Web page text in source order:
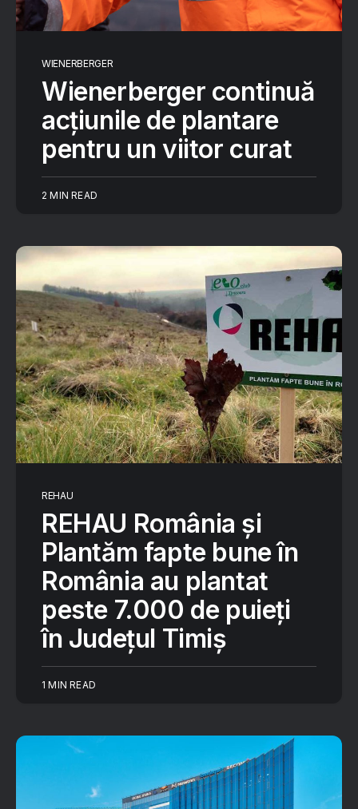
WIENERBERGER
Wienerberger continuă
acțiunile de plantare
pentru un viitor curat
2 MIN READ
REHAU
REHAU România și
Plantăm fapte bune în
România au plantat
peste 7.000 de puieți
în Județul Timiș
1 MIN READ